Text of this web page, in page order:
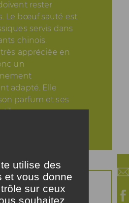
rester
Le bœuf sauté est
servis dans
chinois.
très appréciée en
un
adapté. Elle
parfum et ses
utilise des
et vous donne
sur ceux
souhaitez